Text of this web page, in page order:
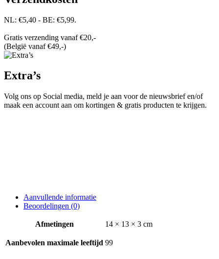
NL: €5,40 - BE: €5,99.
Gratis verzending vanaf €20,-
(België vanaf €49,-)
Extra’s
Volg ons op Social media, meld je aan voor de nieuwsbrief en/of
maak een account aan om kortingen & gratis producten te krijgen.
Aanvullende informatie
Beoordelingen (0)
Afmetingen 14 × 13 × 3 cm
Aanbevolen maximale leeftijd 99